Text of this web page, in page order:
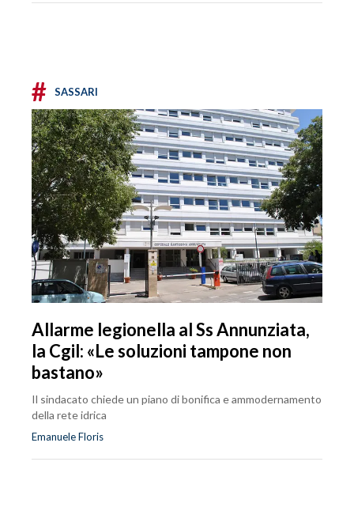
# SASSARI
Allarme legionella al Ss Annunziata,
la Cgil: «Le soluzioni tampone non
bastano»
Il sindacato chiede un piano di bonifica e ammodernamento
della rete idrica
Emanuele Floris